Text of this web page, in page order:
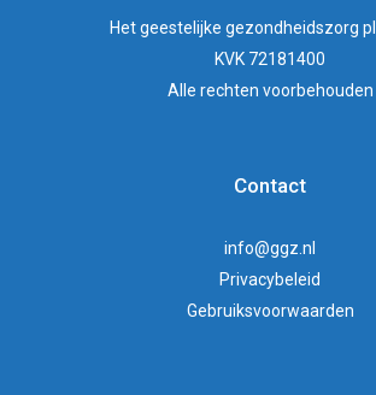
Hetgeestelijke gezondheidszorg
KVK 72181400
Alle rechten voorbehouden
Contact
info@ggz.nl
Privacybeleid
Gebruiksvoorwaarden